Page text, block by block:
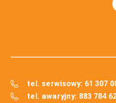
tel. serwisowy: 61 307
tel. awaryjny: 883 784